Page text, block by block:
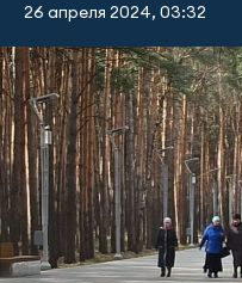
26 апреля 2024, 03:32